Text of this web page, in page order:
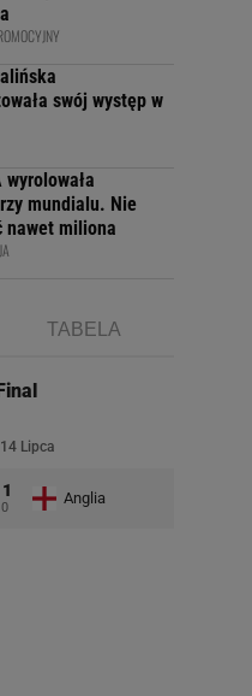
swój występ w
wyrolowała
mundialu. Nie
nawet miliona
TABELA
Lipca
Anglia